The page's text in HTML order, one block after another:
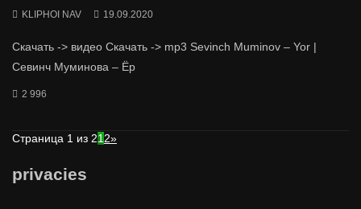
KLIPHOI NAV 19.09.2020
Скачать -> видео Скачать -> mp3 Sevinch Muminov – Yor |
Севинч Муминова – Ёр
2 996
Страница 1 из 212»
privacies